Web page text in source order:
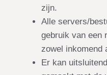
zijn.
Alle servers/
gebruik van een
zowel inkomend
Er kan